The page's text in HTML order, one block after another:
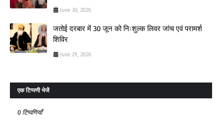
June 30, 2026
जतोई दरबार में 30 जून को निःशुल्क लिवर जांच एवं परामर्श
शिविर
June 29, 2026
एक टिप्पणी भेजें
0 टिप्पणियाँ